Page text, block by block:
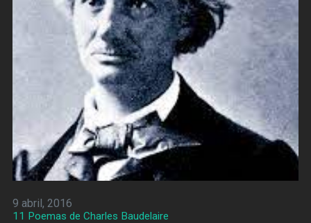
9 abril, 2016
11 Poemas de Charles Baudelaire